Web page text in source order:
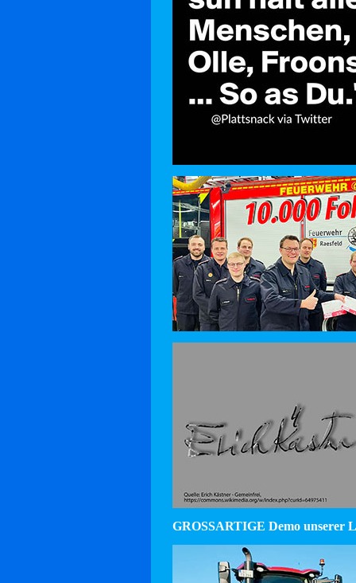
GROSSARTIGE Demo unserer